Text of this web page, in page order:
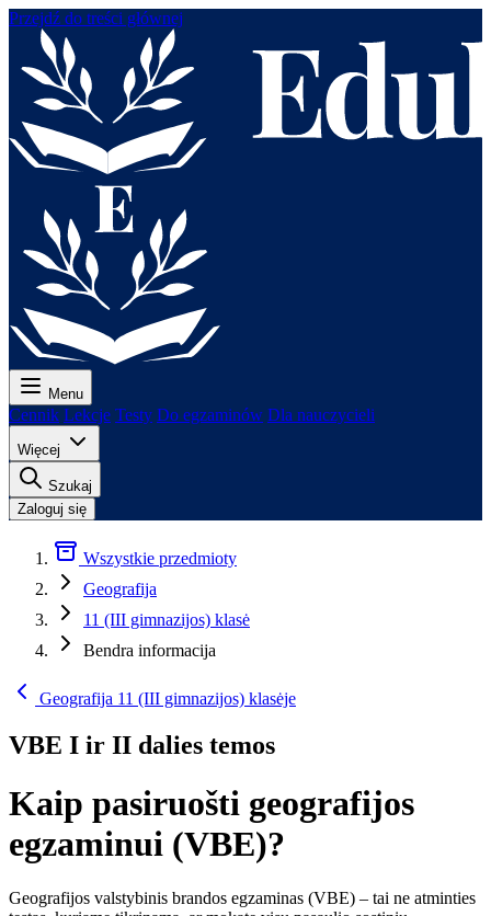
Przejdź do treści głównej
Menu
Cennik Lekcje Testy Do egzaminów Dla nauczycieli
Więcej
Szukaj
Zaloguj się
Wszystkie przedmioty
Geografija
11 (III gimnazijos) klasė
Bendra informacija
Geografija 11 (III gimnazijos) klasėje
VBE I ir II dalies temos
Kaip pasiruošti geografijos
egzaminui (VBE)?
Geografijos valstybinis brandos egzaminas (VBE) – tai ne atminties